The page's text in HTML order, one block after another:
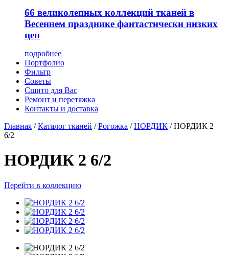
66 великолепных коллекций тканей в
Весеннем празднике фантастически низких
цен
подробнее
Портфолио
Фильтр
Советы
Сшито для Вас
Ремонт и перетяжка
Контакты и доставка
Главная / Каталог тканей / Рогожка / НОРДИК / НОРДИК 2
6/2
НОРДИК 2 6/2
Перейти в коллекцию